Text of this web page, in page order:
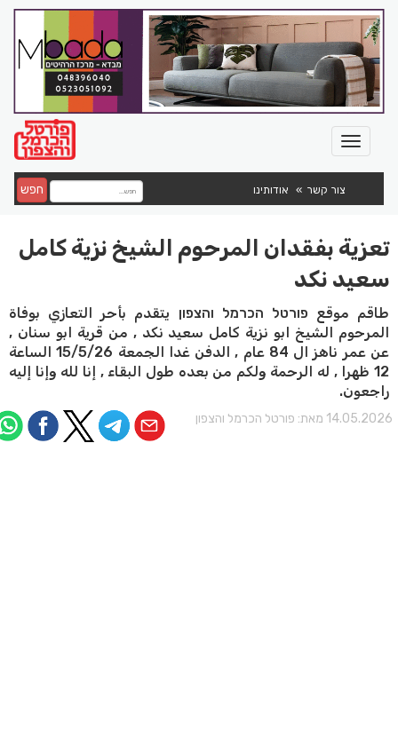
צור קשר אודותינו חפש
تعزية بفقدان المرحوم الشيخ نزية كامل
سعيد نكد
طاقم موقع פורטל הכרמל והצפון يتقدم بأحر التعازي بوفاة
المرحوم الشيخ ابو نزية كامل سعيد نكد , من قرية ابو سنان ,
عن عمر ناهز ال 84 عام , الدفن غدا الجمعة 15/5/26 الساعة
12 ظهرا , له الرحمة ولكم من بعده طول البقاء , إنا لله وإنا إليه
راجعون.
מאת: פורטל הכרמל והצפון